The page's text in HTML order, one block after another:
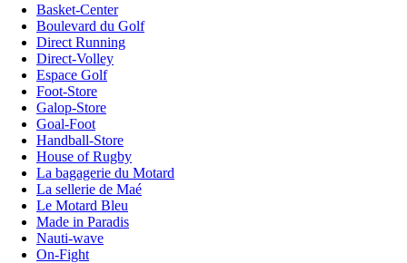
Basket-Center
Boulevard du Golf
Direct Running
Direct-Volley
Espace Golf
Foot-Store
Galop-Store
Goal-Foot
Handball-Store
House of Rugby
La bagagerie du Motard
La sellerie de Maé
Le Motard Bleu
Made in Paradis
Nauti-wave
On-Fight